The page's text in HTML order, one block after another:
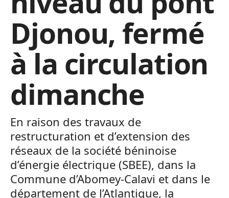
Djonou, fermé
à la circulation
dimanche
En raison des travaux de
restructuration et d’extension des
réseaux de la société béninoise
d’énergie électrique (SBEE), dans la
Commune d’Abomey-Calavi et dans le
département de l’Atlantique, la